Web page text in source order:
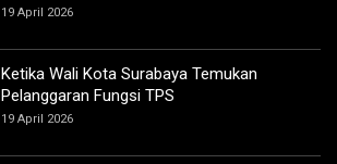
19 April 2026
Ketika Wali Kota Surabaya Temukan
Pelanggaran Fungsi TPS
19 April 2026